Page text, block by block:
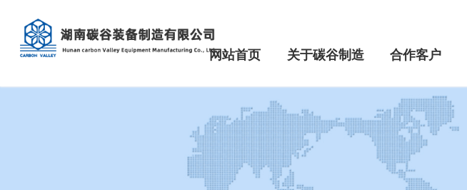
网站首页 关于碳谷制造 合作客户